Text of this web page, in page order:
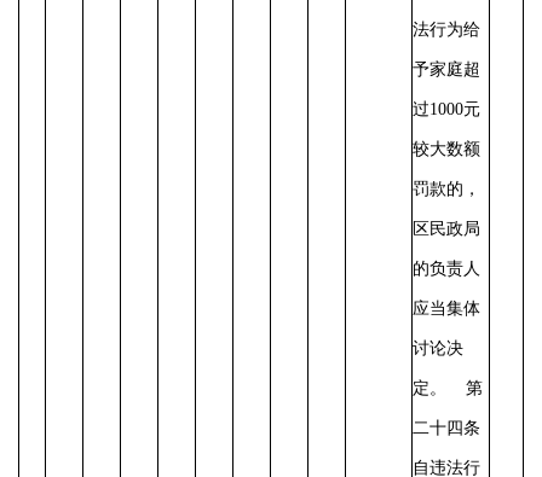
法行为给
予家庭超
过1000元
较大数额
罚款的，
区民政局
的负责人
应当集体
讨论决
定。 第
二十四条
自违法行